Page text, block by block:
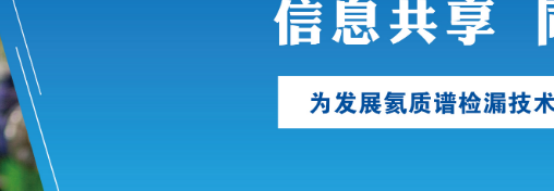
卤素检漏仪
标准漏孔
计